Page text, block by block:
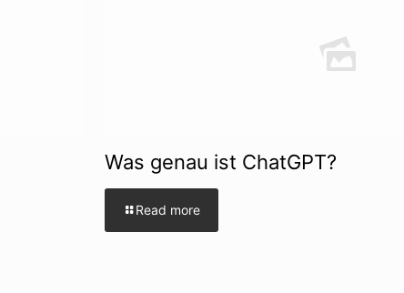
Was genau ist ChatGPT?
Read more